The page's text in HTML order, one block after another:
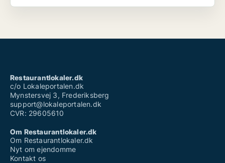
Restaurantlokaler.dk
c/o Lokaleportalen.dk
Mynstersvej 3, Frederiksberg
support@lokaleportalen.dk
CVR: 29605610
Om Restaurantlokaler.dk
Om Restaurantlokaler.dk
Nyt om ejendomme
Kontakt os